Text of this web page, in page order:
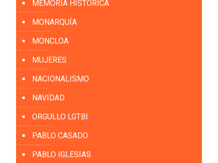
MEMORÍA HISTÓRICA
MONARQUÍA
MONCLOA
MUJERES
NACIONALISMO
NAVIDAD
ORGULLO LGTBI
PABLO CASADO
PABLO IGLESIAS